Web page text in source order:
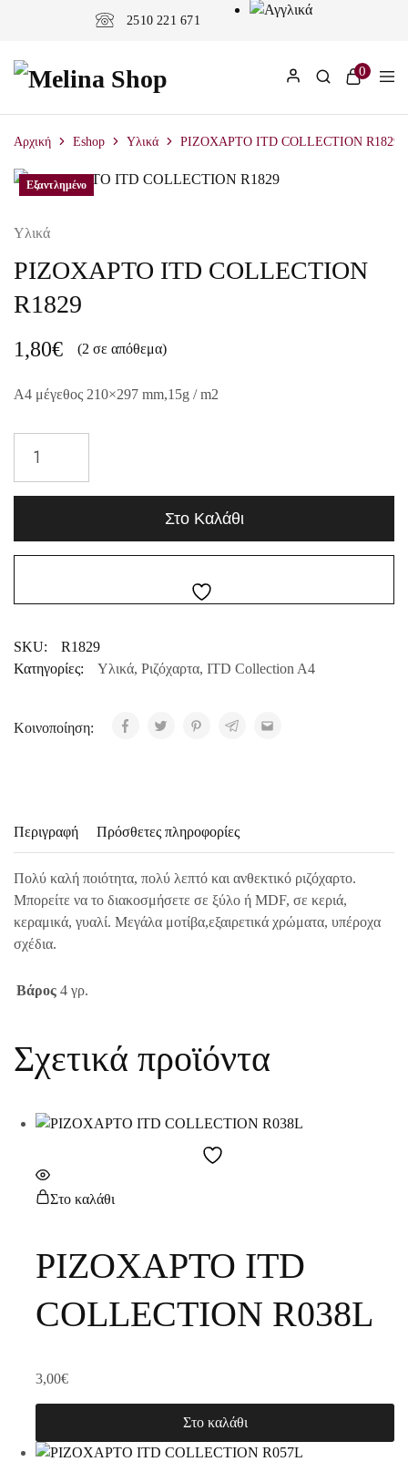
2510 221 671
0
Αρχική Eshop Υλικά ΡΙΖΟΧΑΡΤΟ ITD COLLECTION R1829
Υλικά
ΡΙΖΟΧΑΡΤΟ ITD COLLECTION
R1829
1,80€ (2 σε απόθεμα)
A4 μέγεθος 210×297 mm,15g / m2
Στο Καλάθι
SKU:
R1829
Κατηγορίες:
Υλικά, Ριζόχαρτα, ITD Collection A4
Κοινοποίηση:
Περιγραφή Πρόσθετες πληροφορίες
Πολύ καλή ποιότητα, πολύ λεπτό και ανθεκτικό ριζόχαρτο.
Μπορείτε να το διακοσμήσετε σε ξύλο ή MDF, σε κεριά,
κεραμικά, γυαλί. Μεγάλα μοτίβα,εξαιρετικά χρώματα, υπέροχα
σχέδια.
Βάρος 4 γρ.
Σχετικά προϊόντα
Στο καλάθι
ΡΙΖΟΧΑΡΤΟ ITD
COLLECTION R038L
3,00€
Στο καλάθι
Εξαντλημένο